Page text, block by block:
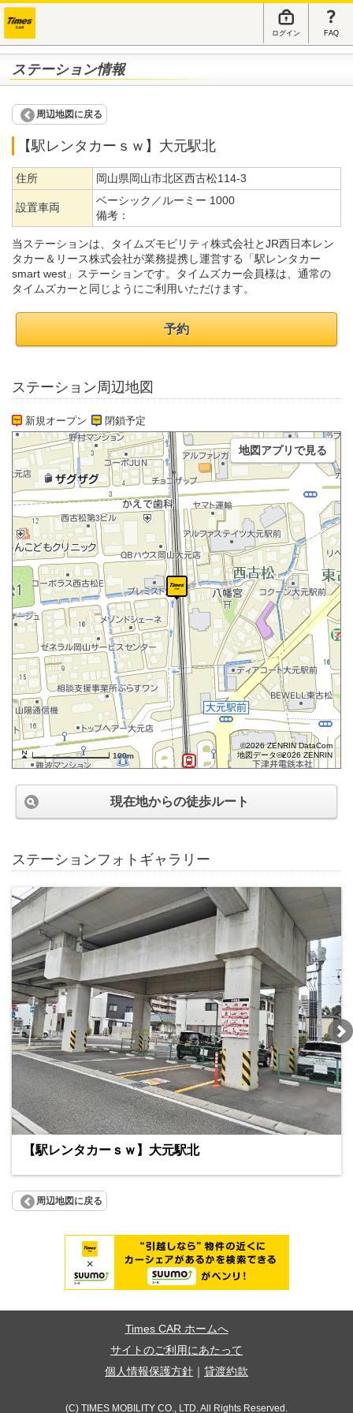
ログイン FAQ
ステーション情報
周辺地図に戻る
【駅レンタカーｓｗ】大元駅北
住所 岡山県岡山市北区西古松114-3
設置車両
ベーシック／ルーミー 1000
備考：
当ステーションは、タイムズモビリティ株式会社とJR西日本レン
タカー＆リース株式会社が業務提携し運営する「駅レンタカー
smart west」ステーションです。タイムズカー会員様は、通常の
タイムズカーと同じようにご利用いただけます。
予約
ステーション周辺地図
新規オープン 閉鎖予定
100m
©2026 ZENRIN DataCom
地図データ©2026 ZENRIN
地図アプリで見る
現在地からの徒歩ルート
ステーションフォトギャラリー
【駅レンタカーｓｗ】大元駅北
周辺地図に戻る
Times CAR ホームへ
サイトのご利用にあたって
個人情報保護方針
貸渡約款
(C) TIMES MOBILITY CO., LTD. All Rights Reserved.